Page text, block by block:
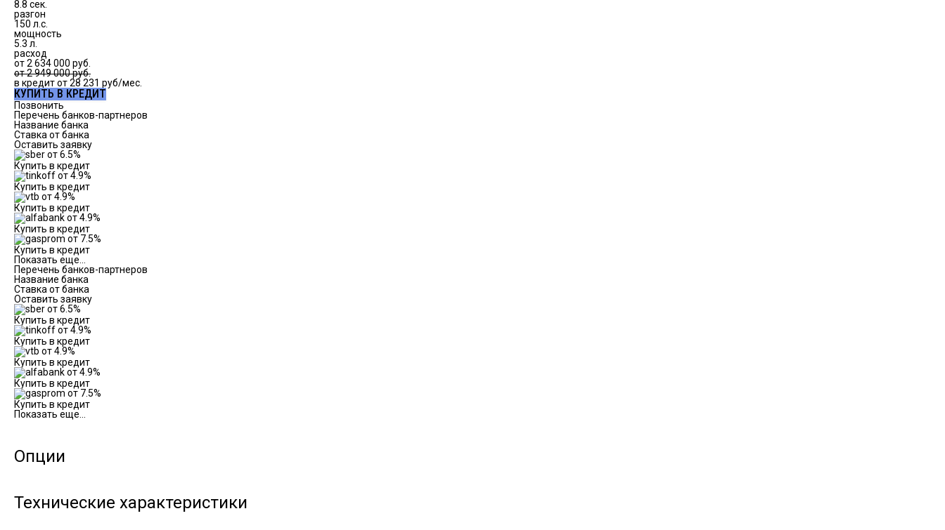
8.8 сек.
разгон
150 л.с.
мощность
5.3 л.
расход
от2 634 000 руб.
от 2 949 000 руб.
в кредит от28 231 руб/мес.
КУПИТЬ В КРЕДИТ
Позвонить
Перечень банков-партнеров
Название банка
Ставка от банка
Оставить заявку
от 6.5%
Купить в кредит
от 4.9%
Купить в кредит
от 4.9%
Купить в кредит
от 4.9%
Купить в кредит
от 7.5%
Купить в кредит
Показать еще...
Перечень банков-партнеров
Название банка
Ставка от банка
Оставить заявку
от 6.5%
Купить в кредит
от 4.9%
Купить в кредит
от 4.9%
Купить в кредит
от 4.9%
Купить в кредит
от 7.5%
Купить в кредит
Показать еще...
Опции
Технические характеристики